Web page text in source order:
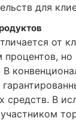
для
от
процентов,
средств. В